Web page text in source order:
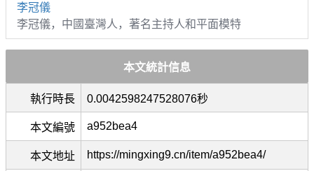
李冠儀
李冠儀，中國臺灣人，著名主持人和平面模特
本文統計信息
執行時長 0.0042598247528076秒
本文編號 a952bea4
本文地址 https://mingxing9.cn/item/a952bea4/